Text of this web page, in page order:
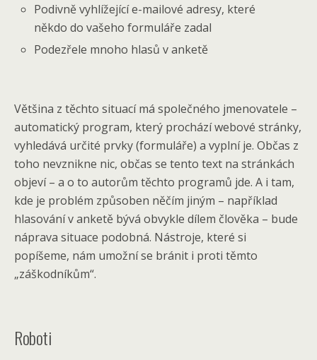
Podivně vyhlížející e-mailové adresy, které
někdo do vašeho formuláře zadal
Podezřele mnoho hlasů v anketě
Většina z těchto situací má společného jmenovatele –
automatický program, který prochází webové stránky,
vyhledává určité prvky (formuláře) a vyplní je. Občas z
toho nevznikne nic, občas se tento text na stránkách
objeví – a o to autorům těchto programů jde. A i tam,
kde je problém způsoben něčím jiným – například
hlasování v anketě bývá obvykle dílem člověka – bude
náprava situace podobná. Nástroje, které si
popíšeme, nám umožní se bránit i proti těmto
„záškodníkům“.
Roboti